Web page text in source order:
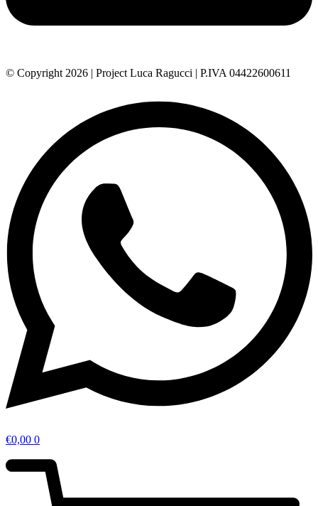
© Copyright 2026 | Project Luca Ragucci | P.IVA 04422600611
€0,00 0